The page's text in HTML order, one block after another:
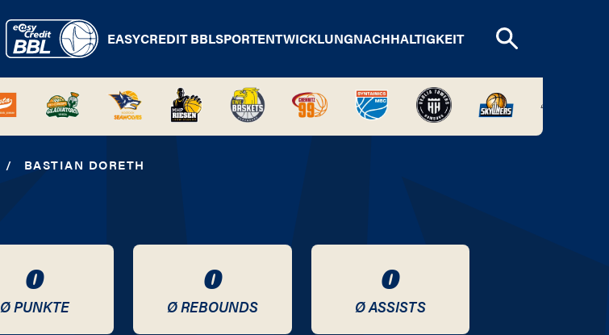
EASYCREDIT BBLSPORTENTWICKLUNGNACHHALTIGKEIT
/ BASTIAN DORETH
0
Ø PUNKTE
0
Ø REBOUNDS
0
Ø ASSISTS